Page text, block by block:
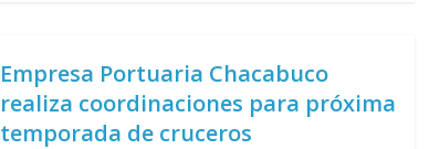
Empresa Portuaria Chacabuco
realiza coordinaciones para próxima
temporada de cruceros